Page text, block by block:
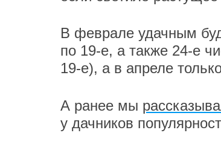
В феврале удачным
по 19-е, а также 24-е
19-е), а в апреле
А ранее мы
у дачников